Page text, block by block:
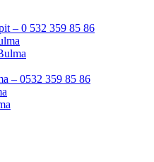
– 0 532 359 85 86
– 0532 359 85 86